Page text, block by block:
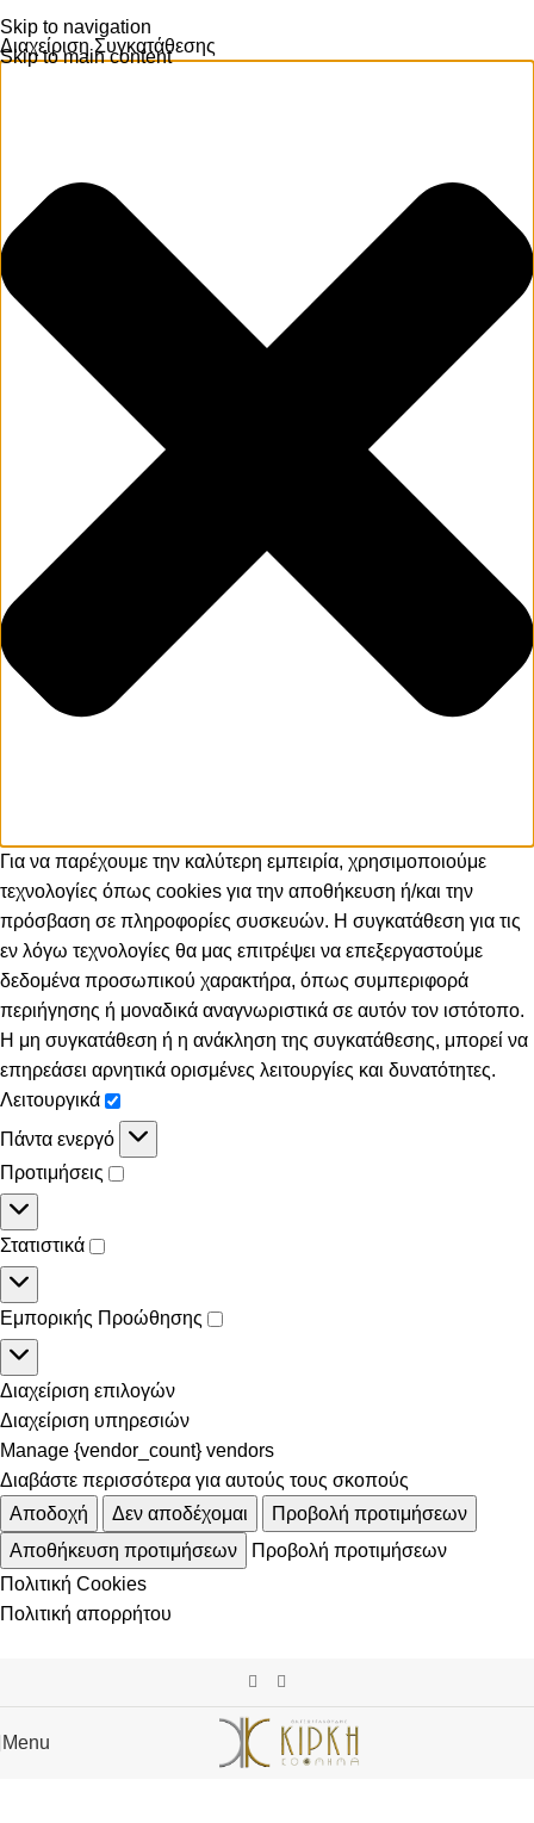
Διαχείριση Συγκατάθεσης
Για να παρέχουμε την καλύτερη εμπειρία, χρησιμοποιούμε
τεχνολογίες όπως cookies για την αποθήκευση ή/και την
πρόσβαση σε πληροφορίες συσκευών. Η συγκατάθεση για τις
εν λόγω τεχνολογίες θα μας επιτρέψει να επεξεργαστούμε
δεδομένα προσωπικού χαρακτήρα, όπως συμπεριφορά
περιήγησης ή μοναδικά αναγνωριστικά σε αυτόν τον ιστότοπο.
Η μη συγκατάθεση ή η ανάκληση της συγκατάθεσης, μπορεί να
επηρεάσει αρνητικά ορισμένες λειτουργίες και δυνατότητες.
Λειτουργικά
Πάντα ενεργό
Προτιμήσεις
Στατιστικά
Εμπορικής Προώθησης
Διαχείριση επιλογών
Διαχείριση υπηρεσιών
Manage {vendor_count} vendors
Διαβάστε περισσότερα για αυτούς τους σκοπούς
Αποδοχή
Δεν αποδέχομαι
Προβολή προτιμήσεων
Αποθήκευση προτιμήσεων
Προβολή προτιμήσεων
Πολιτική Cookies
Πολιτική απορρήτου
Skip to navigation
Skip to main content
Menu